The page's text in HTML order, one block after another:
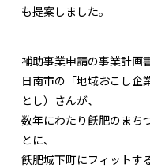
も提案しました。
補助事業申請の事業計画
日南市の「地域おこし企
とし）さんが、
数年にわたり飫肥のまち
とに、
飫肥城下町にフィットす